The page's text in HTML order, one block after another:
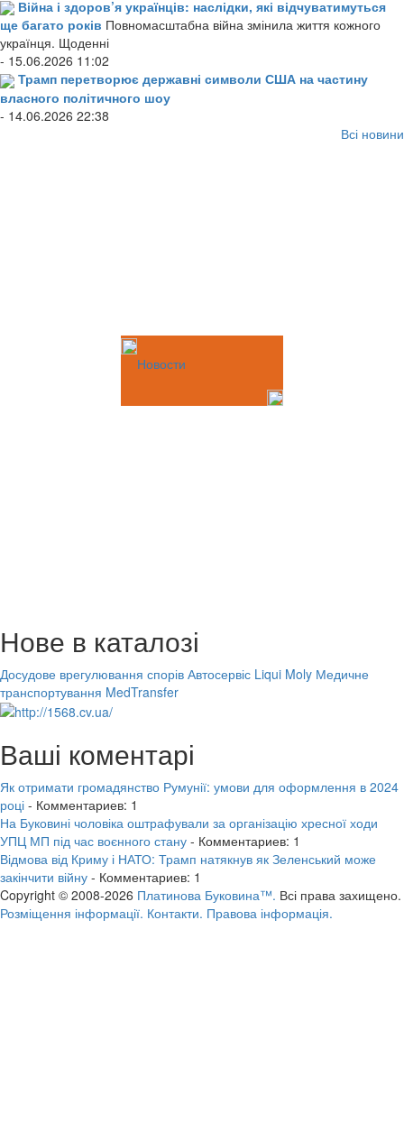
Війна і здоров’я українців: наслідки, які відчуватимуться
ще багато років Повномасштабна війна змінила життя кожного
українця. Щоденні
- 15.06.2026 11:02
Трамп перетворює державні символи США на частину
власного політичного шоу
- 14.06.2026 22:38
Всі новини
Новости
Нове в каталозі
Досудове врегулювання спорів Автосервіс Liqui Moly Медичне
транспортування MedTransfer
Ваші коментарі
Як отримати громадянство Румунії: умови для оформлення в 2024
році - Комментариев: 1
На Буковині чоловіка оштрафували за організацію хресної ходи
УПЦ МП під час воєнного стану - Комментариев: 1
Відмова від Криму і НАТО: Трамп натякнув як Зеленський може
закінчити війну - Комментариев: 1
Copyright © 2008-2026 Платинова Буковина™. Всі права захищено.
Розміщення інформації. Контакти. Правова інформація.